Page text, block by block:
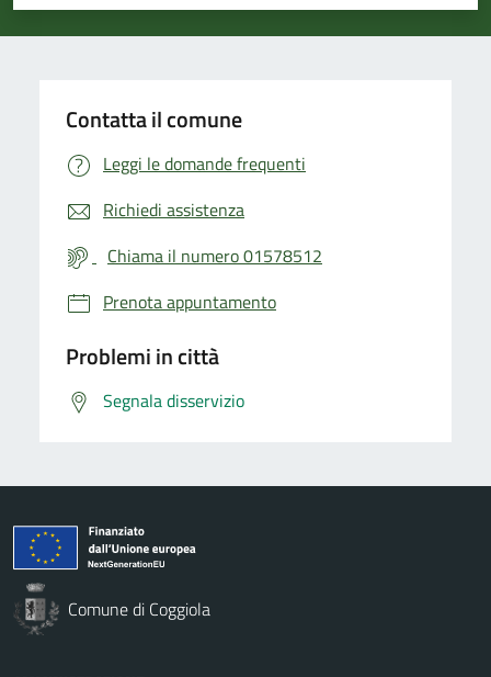
Contatta il comune
Leggi le domande frequenti
Richiedi assistenza
Chiama il numero 01578512
Prenota appuntamento
Problemi in città
Segnala disservizio
Comune di Coggiola